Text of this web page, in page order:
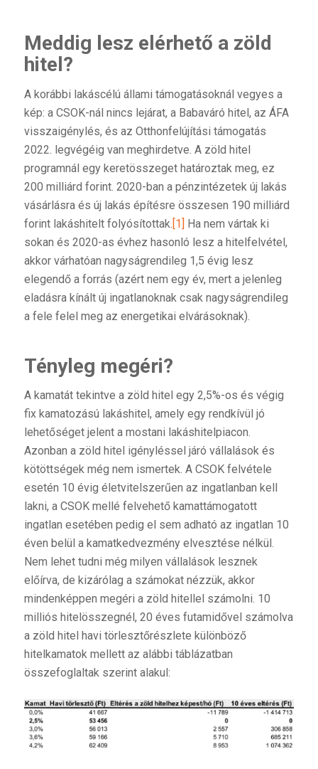
Meddig lesz elérhető a zöld
hitel?
A korábbi lakáscélú állami támogatásoknál vegyes a
kép: a CSOK-nál nincs lejárat, a Babaváró hitel, az ÁFA
visszaigénylés, és az Otthonfelújítási támogatás
2022. legvégéig van meghirdetve. A zöld hitel
programnál egy keretösszeget határoztak meg, ez
200 milliárd forint. 2020-ban a pénzintézetek új lakás
vásárlásra és új lakás építésre összesen 190 milliárd
forint lakáshitelt folyósítottak. [1] Ha nem vártak ki
sokan és 2020-as évhez hasonló lesz a hitelfelvétel,
akkor várhatóan nagyságrendileg 1,5 évig lesz
elegendő a forrás (azért nem egy év, mert a jelenleg
eladásra kínált új ingatlanoknak csak nagyságrendileg
a fele felel meg az energetikai elvárásoknak).
Tényleg megéri?
A kamatát tekintve a zöld hitel egy 2,5%-os és végig
fix kamatozású lakáshitel, amely egy rendkívül jó
lehetőséget jelent a mostani lakáshitelpiacon.
Azonban a zöld hitel igényléssel járó vállalások és
kötöttségek még nem ismertek. A CSOK felvétele
esetén 10 évig életvitelszerűen az ingatlanban kell
lakni, a CSOK mellé felvehető kamattámogatott
ingatlan esetében pedig el sem adható az ingatlan 10
éven belül a kamatkedvezmény elvesztése nélkül.
Nem lehet tudni még milyen vállalások lesznek
előírva, de kizárólag a számokat nézzük, akkor
mindenképpen megéri a zöld hitellel számolni. 10
milliós hitelösszegnél, 20 éves futamidővel számolva
a zöld hitel havi törlesztőrészlete különböző
hitelkamatok mellett az alábbi táblázatban
összefoglaltak szerint alakul: